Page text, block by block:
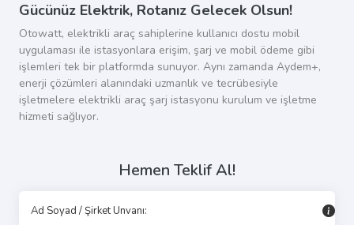
Gücünüz Elektrik, Rotanız Gelecek Olsun!
Otowatt, elektrikli araç sahiplerine kullanıcı dostu mobil
uygulaması ile istasyonlara erişim, şarj ve mobil ödeme gibi
işlemleri tek bir platformda sunuyor. Aynı zamanda Aydem+,
enerji çözümleri alanındaki uzmanlık ve tecrübesiyle
işletmelere elektrikli araç şarj istasyonu kurulum ve işletme
hizmeti sağlıyor.​
Hemen Teklif Al​!
Ad Soyad / Şirket Unvanı: